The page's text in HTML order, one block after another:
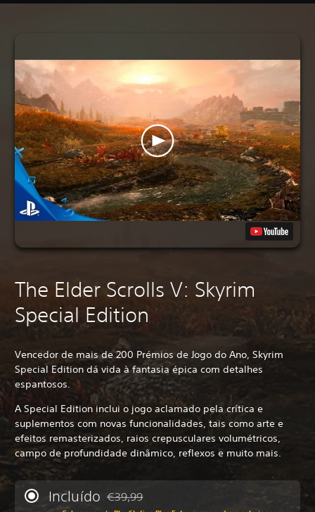
The Elder Scrolls V: Skyrim
Special Edition
Vencedor de mais de 200 Prémios de Jogo do Ano, Skyrim
Special Edition dá vida à fantasia épica com detalhes
espantosos.
A Special Edition inclui o jogo aclamado pela crítica e
suplementos com novas funcionalidades, tais como arte e
efeitos remasterizados, raios crepusculares volumétricos,
campo de profundidade dinâmico, reflexos e muito mais.
Incluído Com desconto em relação ao preço original
€39,99